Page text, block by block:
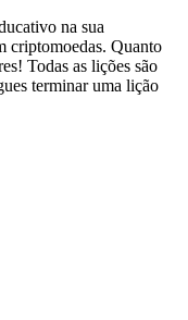
na sua
criptomoedas. Quanto
Todas as lições são
terminar uma lição